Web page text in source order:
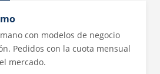
con modelos de negocio
Pedidos con la cuota mensual
mercado.